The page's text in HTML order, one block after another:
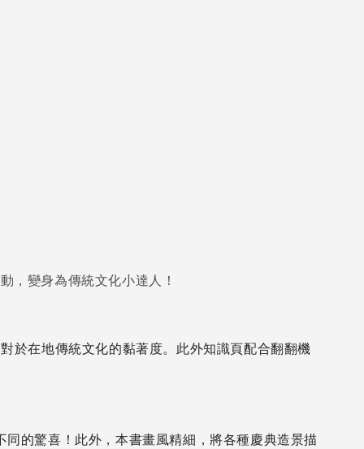
，變身為傳統文化小達人！
於在地傳統文化的黏著度。此外知識頁配合翻翻機
的驚喜！此外，本書畫風精細，將各種慶典造景描